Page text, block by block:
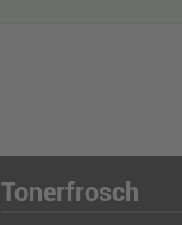
Tonerfrosch